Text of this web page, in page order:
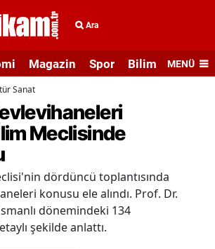
Ara
Magazin Spor Bilim veMENÜ
Sanat
Meclisinde
dördüncü toplantısında
konusu ele alındı. Prof. Dr.
dönemindeki 134
şekilde anlattı.